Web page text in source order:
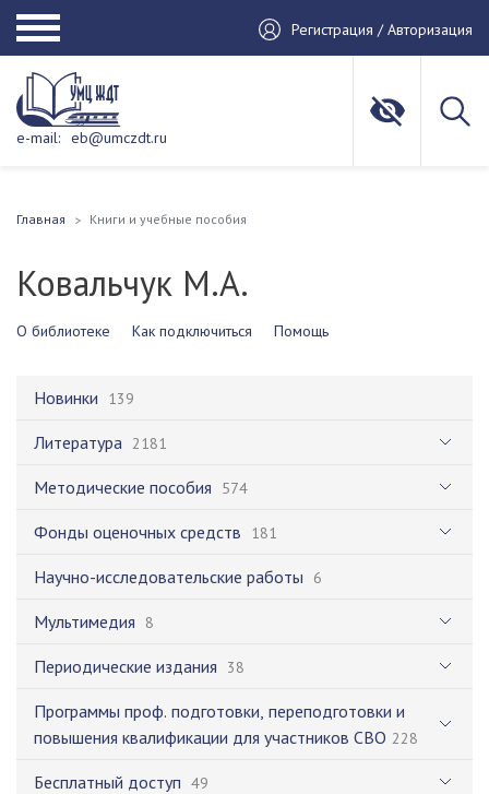
Регистрация / Авторизация
e-mail: eb@umczdt.ru
Главная Книги и учебные пособия
Ковальчук М.А.
О библиотеке Как подключиться Помощь
Новинки 139
Литература 2181
Методические пособия 574
Фонды оценочных средств 181
Научно-исследовательские работы 6
Мультимедия 8
Периодические издания 38
Программы проф. подготовки, переподготовки и
повышения квалификации для участников СВО 228
Бесплатный доступ 49